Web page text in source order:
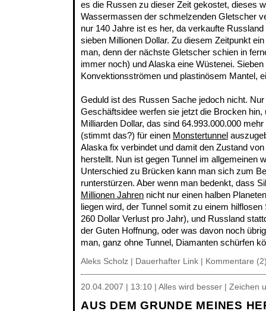
es die Russen zu dieser Zeit gekostet, dieses
Wassermassen der schmelzenden Gletscher
nur 140 Jahre ist es her, da verkaufte
sieben Millionen Dollar. Zu diesem Zeitpunkt
man, denn der nächste Gletscher schien in
immer noch) und Alaska eine Wüstenei.
Konvektionsströmen und plastinösem Mantel,
Geduld ist des Russen Sache jedoch nicht.
Geschäftsidee werfen sie jetzt die Brocken hin,
Milliarden Dollar, das sind 64.993.000.000
(stimmt das?) für einen Monstertunnel
Alaska fix verbindet und damit den Zustand
herstellt. Nun ist gegen Tunnel im allgemeinen
Unterschied zu Brücken kann man sich zum
runterstürzen. Aber wenn man bedenkt, dass
Millionen Jahren nicht nur einen halben
liegen wird, der Tunnel somit zu einem
260 Dollar Verlust pro Jahr), und Russland
der Guten Hoffnung, oder was davon noch
man, ganz ohne Tunnel, Diamanten schürfen
Aleks Scholz | Dauerhafter Link Kommentare
20.04.2007 | 13:10 | Alles wird besser | Zeichen
AUS DEM GRUNDE MEINES